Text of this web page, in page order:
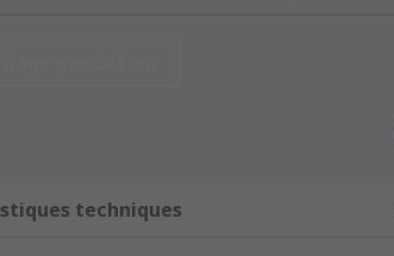
techniques